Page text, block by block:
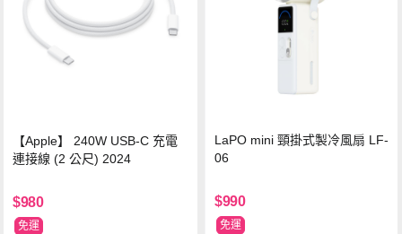
【Apple】 240W USB-C 充電
連接線 (2 公尺) 2024
$980
免運
LaPO mini 頸掛式製冷風扇 LF-
06
$990
免運